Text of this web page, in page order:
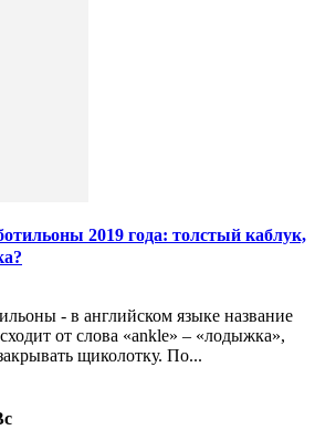
2019 года: толстый каблук,
- в английском языке название
от слова «аnkle» – «лодыжка»,
щиколотку. По...